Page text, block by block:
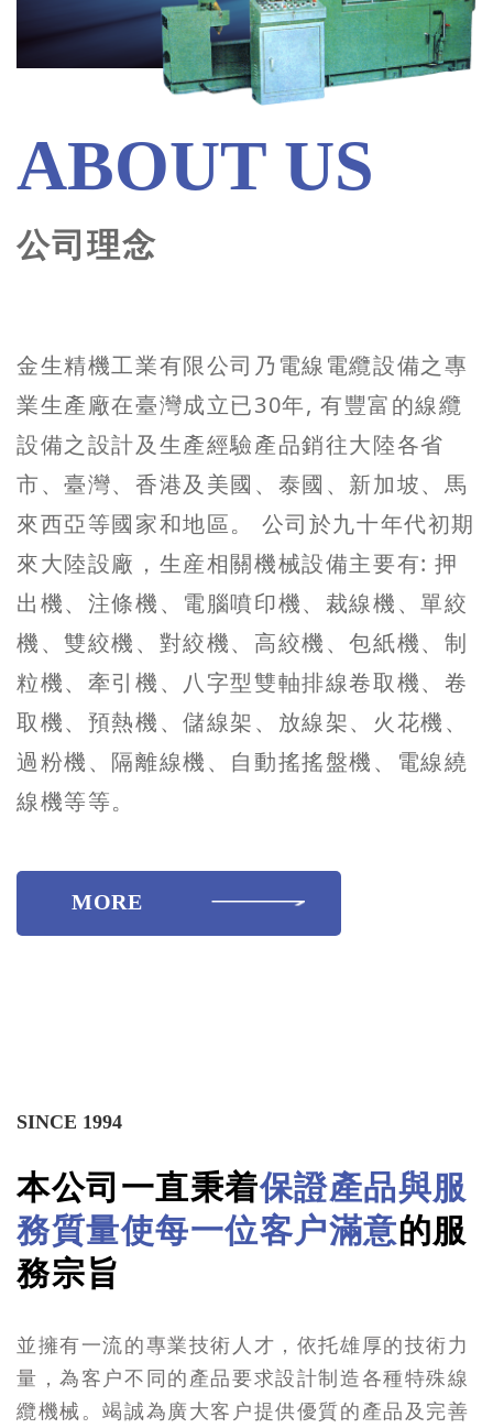
ABOUT US
公司理念
金生精機工業有限公司乃電線電纜設備之專
業生產廠在臺灣成立已30年, 有豐富的線纜
設備之設計及生產經驗產品銷往大陸各省
市、臺灣、香港及美國、泰國、新加坡、馬
來西亞等國家和地區。 公司於九十年代初期
來大陸設廠，生産相關機械設備主要有: 押
出機、注條機、電腦噴印機、裁線機、單絞
機、雙絞機、對絞機、高絞機、包紙機、制
粒機、牽引機、八字型雙軸排線卷取機、卷
取機、預熱機、儲線架、放線架、火花機、
過粉機、隔離線機、自動搖搖盤機、電線繞
線機等等。
MORE
SINCE 1994
本公司一直秉着保證產品與服
務質量使每一位客户滿意的服
務宗旨
並擁有一流的專業技術人才，依托雄厚的技術力
量，為客户不同的產品要求設計制造各種特殊線
纜機械。竭誠為廣大客户提供優質的產品及完善